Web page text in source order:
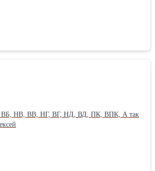
НБ, ВБ, НВ, ВВ, НГ, ВГ, НД, ВД, ПК, ВПК, А так